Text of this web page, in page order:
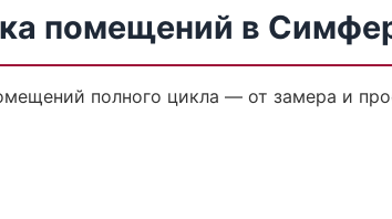
помещений в
полного цикла — от замера и